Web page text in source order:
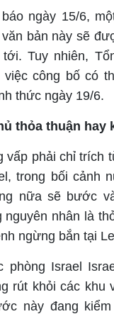
ngày 15/6,
bản này sẽ
Tuy nhiên,
việc công bố có
thức ngày 19/6.
thỏa thuận hay
vấp phải chỉ trích
trong bối cảnh
nữa sẽ bước
nguyên nhân là
ngừng bắn tại
phòng Israel
rút khỏi các khu
này đang